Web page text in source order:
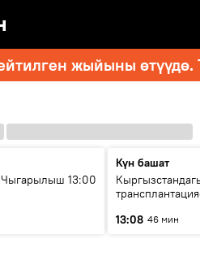
жыйыны өтүүдө.
13:00
Күн башат
келечеги
13:08 46 мин